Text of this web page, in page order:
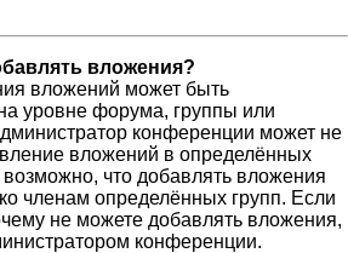
вложения?
вложений может быть
уровне форума, группы или
конференции может не
вложений в определённых
что добавлять вложения
членам определённых групп. Если
не можете добавлять вложения,
конференции.